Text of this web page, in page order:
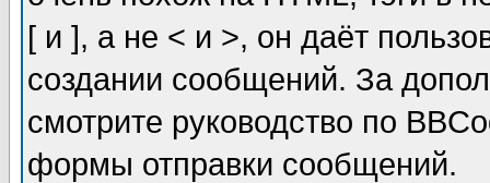
[ и ], а не < и >, он даёт
создании сообщений. За
смотрите руководство по
формы отправки сообщений.